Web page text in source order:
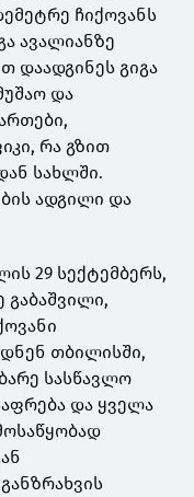
ჩიქოვანს
ავალიანზე
დაადგინეს გიგა
და
რა გზით
სახლში.
ადგილი და
29 სექტემბერს,
გაბაშვილი,
თბილისში,
სასწავლო
და ყველა